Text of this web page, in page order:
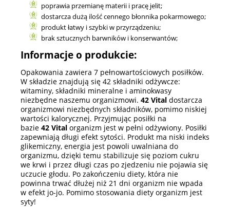
poprawia przemianę materii i pracę jelit;
dostarcza dużą ilość cennego błonnika pokarmowego;
produkt łatwy i szybki w przyrządzeniu;
brak sztucznych barwników i konserwantów;
Informacje o produkcie:
Opakowania zawiera 7 pełnowartościowych posiłków.
W składzie znajdują się 42 składniki odżywcze:
witaminy, składniki mineralne i aminokwasy
niezbędne naszemu organizmowi. 42 Vital dostarcza
organizmowi niezbędnych składników, pomimo niskiej
wartości kalorycznej. Przyjmując posiłki na
bazie 42 Vital organizm jest w pełni odżywiony. Posiłki
zapewniają długi efekt sytości. Produkt ma niski indeks
glikemiczny, energia jest powoli uwalniana do
organizmu, dzięki temu stabilizuje się poziom cukru
we krwi i przez długi czas po zjedzeniu nie pojawia się
uczucie głodu. Po zakończeniu diety, która nie
powinna trwać dłużej niż 21 dni organizm nie wpada
w efekt jo-jo. Pomimo stosowania diety organizm jest
syty!